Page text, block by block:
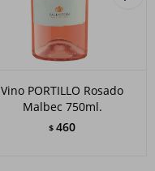
Vino PORTILLO Rosado
Malbec 750ml.
$ 460